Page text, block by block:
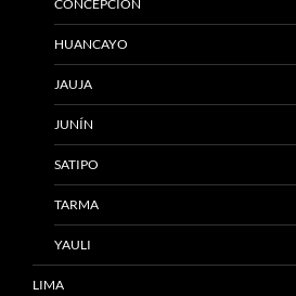
CONCEPCIÓN
HUANCAYO
JAUJA
JUNÍN
SATIPO
TARMA
YAULI
LIMA